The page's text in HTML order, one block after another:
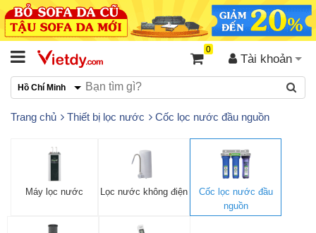
Tài khoản
0
Hồ Chí Minh
Trang chủ Thiết bị lọc nước Cốc lọc nước đầu nguồn
Máy lọc nước Lọc nước không điện
Cốc lọc nước đầu
nguồn